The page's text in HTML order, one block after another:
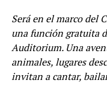
Será en el marco del
una función gratuita
Auditorium. Una
animales, lugares
invitan a cantar,